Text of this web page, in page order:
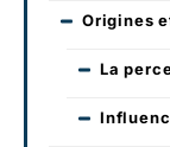
Origines
La